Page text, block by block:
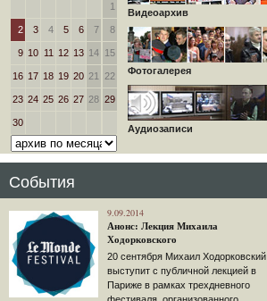
1
2 3 4 5 6 7 8
9 10 11 12 13 14 15
16 17 18 19 20 21 22
23 24 25 26 27 28 29
30
Видеоархив
Фотогалерея
Аудиозаписи
События
9.09.2014
Анонс: Лекция Михаила
Ходорковского
20 сентября Михаил Ходорковский
выступит с публичной лекцией в
Париже в рамках трехдневного